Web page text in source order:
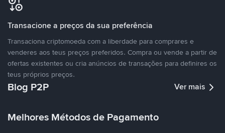
Transacione a preços da sua preferência
Transaciona criptomoeda com a liberdade para comprares e
venderes aos teus preços preferidos. Compra ou vende a partir de
ofertas existentes ou cria anúncios de transações para definires os
teus próprios preços.
Blog P2P Ver mais
Melhores Métodos de Pagamento